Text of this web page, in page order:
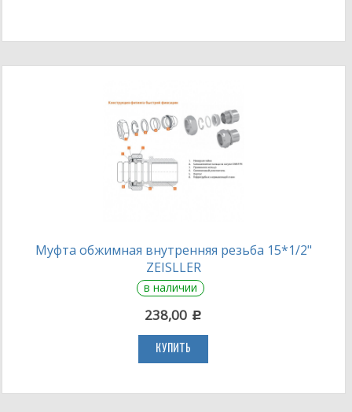
Муфта обжимная внутренняя резьба 15*1/2"
ZEISLLER
в наличии
238,00 c
КУПИТЬ